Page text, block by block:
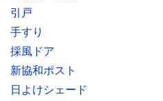
引戸
手すり
採風ドア
新協和ポスト
日よけシェード